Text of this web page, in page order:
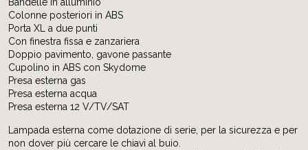
Colonne posteriori in ABS
Porta XL a due punti
Con finestra fissa e zanzariera
Doppio pavimento, gavone passante
Cupolino in ABS con Skydome
Presa esterna gas
Presa esterna acqua
Presa esterna 12 V/TV/SAT
Lampada esterna come dotazione di serie, per la sicurezza e per
non dover più cercare le chiavi al buio.